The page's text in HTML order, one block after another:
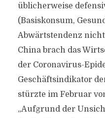
üblicherweise
(Basiskonsum,
Abwärtstendenz
China brach das
der Coronavirus-
Geschäftsindikator
stürzte im Februar
„Aufgrund der